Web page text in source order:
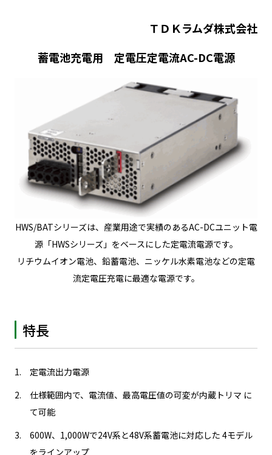
ＴＤＫラムダ株式会社
蓄電池充電用 定電圧定電流AC-DC電源
HWS/BATシリーズは、産業用途で実績のあるAC-DCユニット電
源「HWSシリーズ」をベースにした定電流電源です。
リチウムイオン電池、鉛蓄電池、ニッケル水素電池などの定電
流定電圧充電に最適な電源です。
特長
定電流出力電源
仕様範囲内で、電流値、最高電圧値の可変が内蔵トリマ に
て可能
600W、1,000Wで24V系と48V系蓄電池に対応した 4モデル
をラインアップ